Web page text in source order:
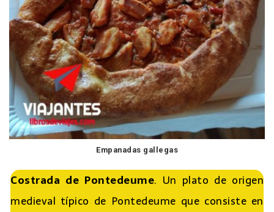
Empanadas gallegas
Costrada de Pontedeume. Un plato de origen
medieval típico de Pontedeume que consiste en